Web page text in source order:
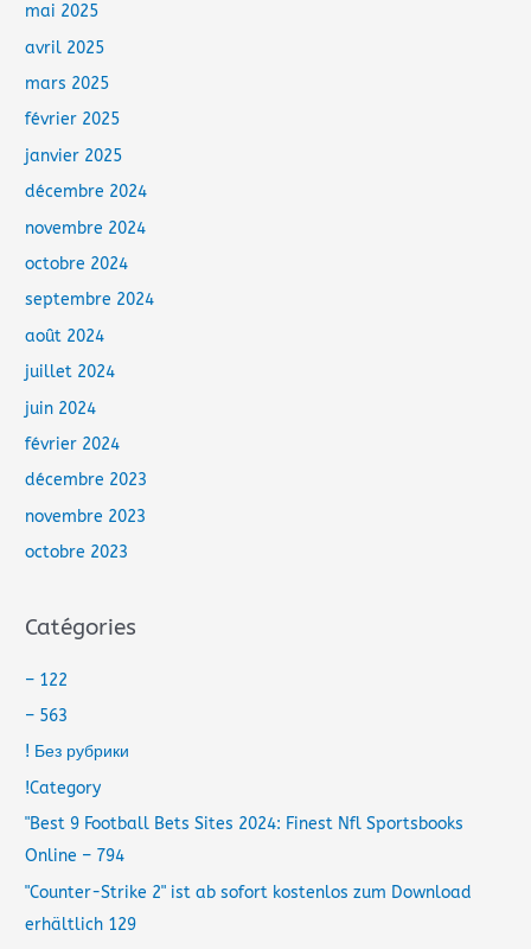
mai 2025
avril 2025
mars 2025
février 2025
janvier 2025
décembre 2024
novembre 2024
octobre 2024
septembre 2024
août 2024
juillet 2024
juin 2024
février 2024
décembre 2023
novembre 2023
octobre 2023
Catégories
– 122
– 563
! Без рубрики
!Category
"Best 9 Football Bets Sites 2024: Finest Nfl Sportsbooks
Online – 794
"Counter-Strike 2" ist ab sofort kostenlos zum Download
erhältlich 129